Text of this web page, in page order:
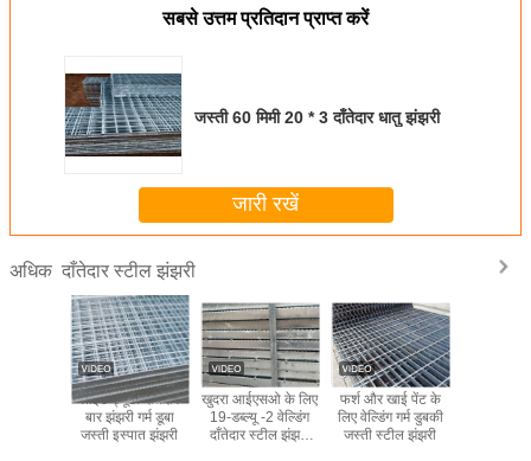
सबसे उत्तम प्रतिदान प्राप्त करें
जस्ती 60 मिमी 20 * 3 दाँतेदार धातु झंझरी
जारी रखें
अधिक दाँतेदार स्टील झंझरी
लाइट ड्यूटी दाँतेदार
बार झंझरी गर्म डूबा
जस्ती इस्पात झंझरी
खुदरा आईएसओ के लिए
19-डब्ल्यू -2 वेल्डिंग
दाँतेदार स्टील झंझरी
फर्श और खाई पेंट के
लिए वेल्डिंग गर्म डुबकी
जस्ती स्टील झंझरी